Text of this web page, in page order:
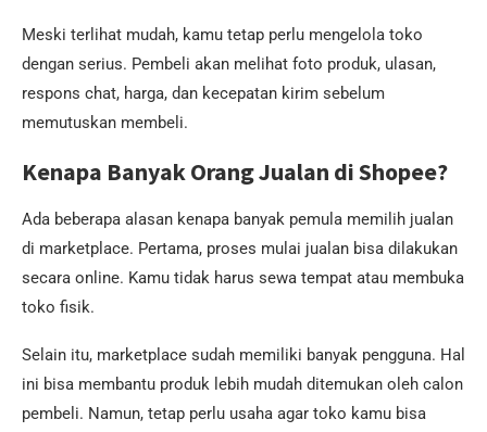
Meski terlihat mudah, kamu tetap perlu mengelola toko
dengan serius. Pembeli akan melihat foto produk, ulasan,
respons chat, harga, dan kecepatan kirim sebelum
memutuskan membeli.
Kenapa Banyak Orang Jualan di Shopee?
Ada beberapa alasan kenapa banyak pemula memilih jualan
di marketplace. Pertama, proses mulai jualan bisa dilakukan
secara online. Kamu tidak harus sewa tempat atau membuka
toko fisik.
Selain itu, marketplace sudah memiliki banyak pengguna. Hal
ini bisa membantu produk lebih mudah ditemukan oleh calon
pembeli. Namun, tetap perlu usaha agar toko kamu bisa